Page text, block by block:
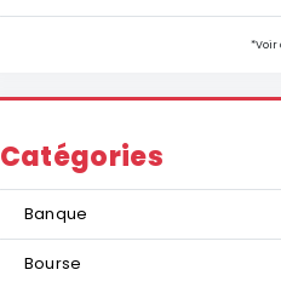
*Voir
Catégories
Banque
Bourse